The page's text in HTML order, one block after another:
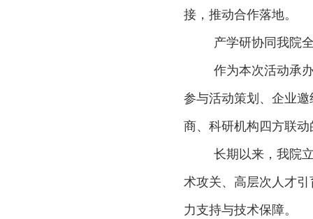
接，推动合作落地。
产学研协同我院
作为本次活动承
参与活动策划、企业
商、科研机构四方联
长期以来，我院
术攻关、高层次人才
力支持与技术保障。